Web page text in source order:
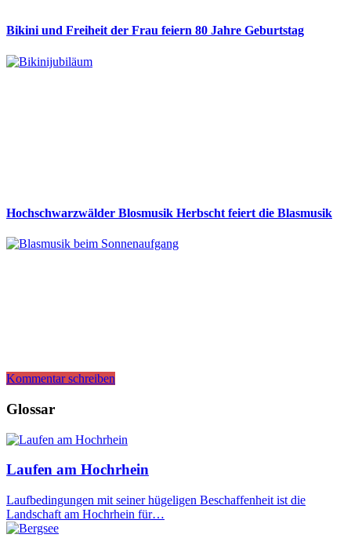
Bikini und Freiheit der Frau feiern 80 Jahre Geburtstag
Hochschwarzwälder Blosmusik Herbscht feiert die Blasmusik
Kommentar schreiben
Glossar
Laufen am Hochrhein
Laufbedingungen mit seiner hügeligen Beschaffenheit ist die
Landschaft am Hochrhein für…